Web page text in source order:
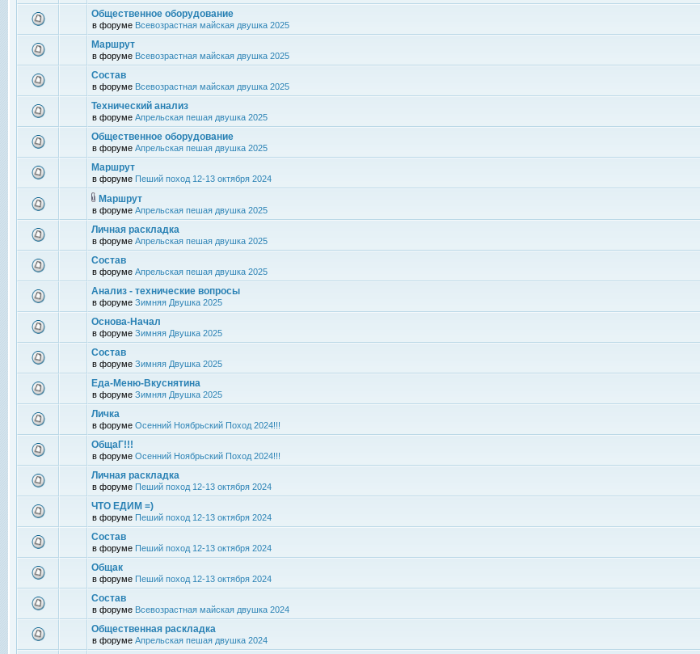
Общественное оборудование
в форуме Всевозрастная майская двушка 2025
Маршрут
в форуме Всевозрастная майская двушка 2025
Состав
в форуме Всевозрастная майская двушка 2025
Технический анализ
в форуме Апрельская пешая двушка 2025
Общественное оборудование
в форуме Апрельская пешая двушка 2025
Маршрут
в форуме Пеший поход 12-13 октября 2024
Маршрут
в форуме Апрельская пешая двушка 2025
Личная раскладка
в форуме Апрельская пешая двушка 2025
Состав
в форуме Апрельская пешая двушка 2025
Анализ - технические вопросы
в форуме Зимняя Двушка 2025
Основа-Начал
в форуме Зимняя Двушка 2025
Состав
в форуме Зимняя Двушка 2025
Еда-Меню-Вкуснятина
в форуме Зимняя Двушка 2025
Личка
в форуме Осенний Ноябрьский Поход 2024!!!
ОбщаГ!!!
в форуме Осенний Ноябрьский Поход 2024!!!
Личная раскладка
в форуме Пеший поход 12-13 октября 2024
ЧТО ЕДИМ =)
в форуме Пеший поход 12-13 октября 2024
Состав
в форуме Пеший поход 12-13 октября 2024
Общак
в форуме Пеший поход 12-13 октября 2024
Состав
в форуме Всевозрастная майская двушка 2024
Общественная раскладка
в форуме Апрельская пешая двушка 2024